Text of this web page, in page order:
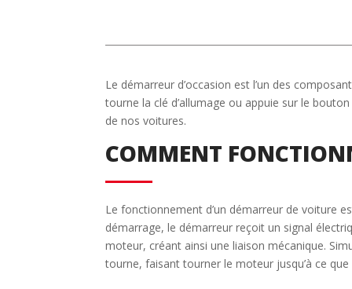
Le démarreur d’occasion est l’un des
tourne la clé d’allumage ou appuie sur le
de nos voitures.
COMMENT
Le fonctionnement d’un démarreur de voiture
démarrage, le démarreur reçoit un signal
moteur, créant ainsi une liaison mécanique.
tourne, faisant tourner le moteur jusqu’à ce